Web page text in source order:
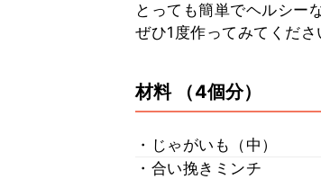
とっても簡単でヘルシー
ぜひ1度作ってみてくださ
材料 （4個分）
・じゃがいも（中）
・合い挽きミンチ